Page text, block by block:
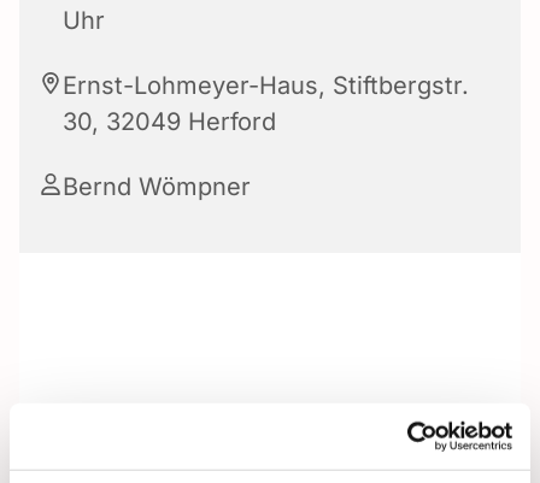
Uhr
Ernst-Lohmeyer-Haus, Stiftbergstr.
30, 32049 Herford
Bernd Wömpner